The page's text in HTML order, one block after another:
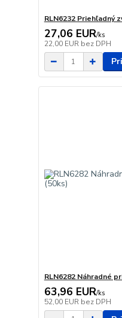
RLN6232 Priehľadný
27,06 EUR/ks
22,00 EUR bez DPH
RLN6282 Náhradné
63,96 EUR/ks
52,00 EUR bez DPH